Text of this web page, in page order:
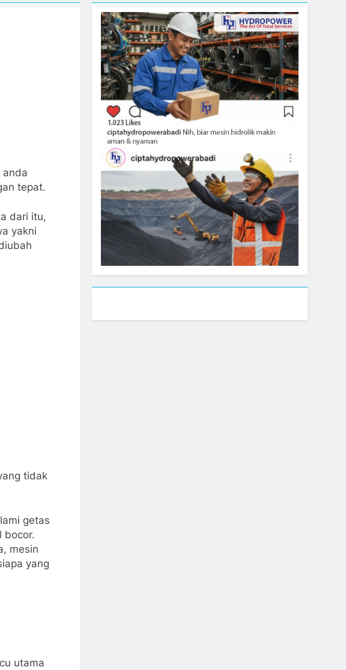
anda
tepat.
dari itu,
yakni
tidak
getas
bocor.
mesin
yang
utama